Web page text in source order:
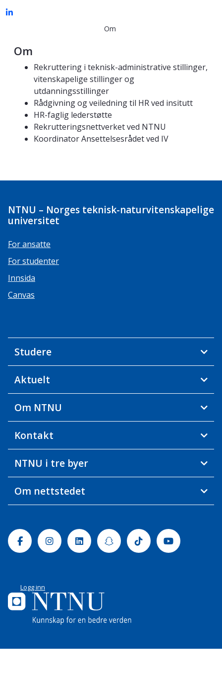
Om
Om
Rekruttering i teknisk-administrative stillinger,
vitenskapelige stillinger og
utdanningsstillinger
Rådgivning og veiledning til HR ved insitutt
HR-faglig lederstøtte
Rekrutteringsnettverket ved NTNU
Koordinator Ansettelsesrådet ved IV
NTNU – Norges teknisk-naturvitenskapelige
universitet
For ansatte
For studenter
Innsida
Canvas
Studere
Aktuelt
Om NTNU
Kontakt
NTNU i tre byer
Om nettstedet
FacebookInstagramLinkedinSnapchatTiktok Youtube
Logg inn